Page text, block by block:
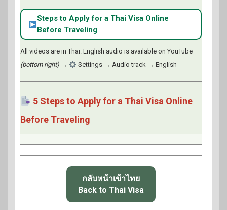
Steps to Apply for a Thai Visa Online
Before Traveling
All videos are in Thai. English audio is available on YouTube
(bottom right) → Settings → Audio track → English
5 Steps to Apply for a Thai Visa Online
Before Traveling
กลับหน้าเข้าไทย
Back to Thai Visa